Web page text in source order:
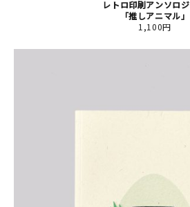
レトロ印刷アンソロ
「推しアニマル」
1,100円